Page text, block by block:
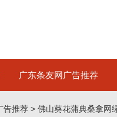
广东条友网广告推荐
告推荐 > 佛山葵花蒲典桑拿网